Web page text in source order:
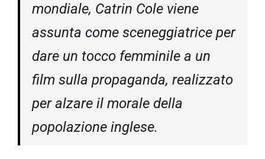
mondiale, Catrin Cole viene
assunta come sceneggiatrice per
dare un tocco femminile a un
film sulla propaganda, realizzato
per alzare il morale della
popolazione inglese.